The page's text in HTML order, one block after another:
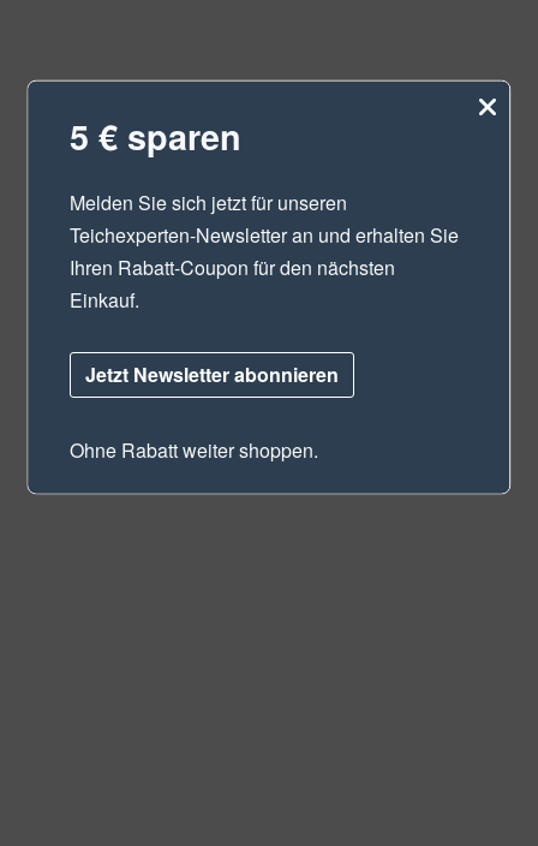
5 € sparen
Melden Sie sich jetzt für unseren
Teichexperten-Newsletteran und erhalten Sie
Ihren Rabatt-Coupon für den nächsten
Einkauf.
Jetzt Newsletter abonnieren
Ohne Rabatt weiter shoppen.